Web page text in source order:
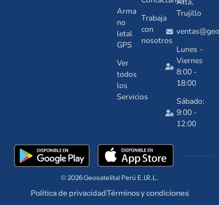
Arma
no
letal
GPS
Ver
todos
los
Servicios
Trabaja
con
nosotros
Trujillo
Lunes -
Viernes
8:00 -
18:00
Sábado:
9:00 -
12:00
© 2026Geosatelital Perú E.I.R.L.
Política de privacidadTérminos y condiciones